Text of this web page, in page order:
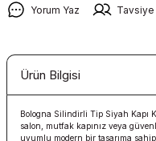
Yorum Yaz Tavsiye
Ürün Bilgisi
Bologna Silindirli Tip Siyah Kapı
salon, mutfak kapınız veya
uyumlu modern bir tasarıma